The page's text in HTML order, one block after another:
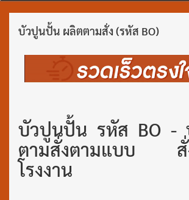
บัวปูนปั้น ผลิตตามสั่ง (รหัส BO)
บัวปูนปั้น รหัส BO -
ตามสั่งตามแบบ สั่ง
โรงงาน